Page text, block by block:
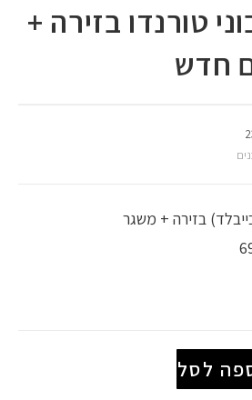
טורנדו בזירה +
חדש
בזירה + משגר
לסל